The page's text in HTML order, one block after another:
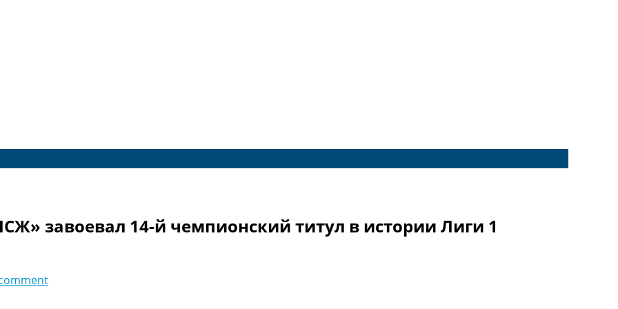
завоевал 14-й чемпионский титул в истории Лиги 1